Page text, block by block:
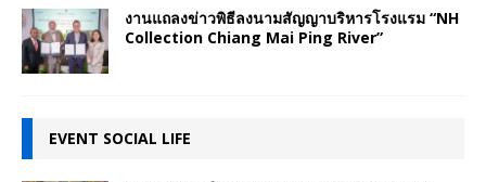
งานแถลงข่าวพิธีลงนามสัญญาบริหารโรงแรม “NH
Collection Chiang Mai Ping River”
EVENT SOCIAL LIFE